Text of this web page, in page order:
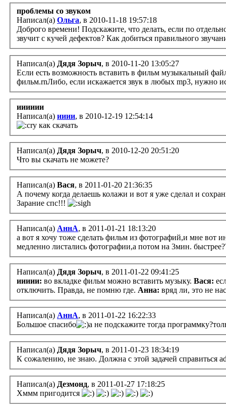
проблемы со звуком
Написал(а) Ольга, в 2010-11-18 19:57:18
Доброго времени! Подскажите, что делать, если по
звучит с кучей дефектов? Как добиться правильного
Написал(а) Дядя Зорыч, в 2010-11-20 13:05:27
Если есть возможность вставить в фильм музыкальный
фильм.rnЛибо, если искажается звук в любых mp3, нужно
ииииии
Написал(а) ииии, в 2010-12-19 12:54:14
как скачать
Написал(а) Дядя Зорыч, в 2010-12-20 20:51:20
Что вы скачать не можете?
Написал(а) Вася, в 2011-01-20 21:36:35
А почему когда делаешь колажи и вот я уже сделал и
Зарание спс!!!
Написал(а) АннА, в 2011-01-21 18:13:20
а вот я хочу тоже сделать фильм из фотографий,и мне вот
медленно листались фотографии,а потом на 3мин.
Написал(а) Дядя Зорыч, в 2011-01-22 09:41:25
иииии: во вкладке фильм можно вставить музыку. Вася:
отключить. Правда, не помню где. Анна: вряд ли, это не
Написал(а) АннА, в 2011-01-22 16:22:33
Большое спасибо
а не подскажите тогда
Написал(а) Дядя Зорыч, в 2011-01-23 18:34:19
К сожалению, не знаю. Должна с этой задачей справиться
Написал(а) Дезмонд, в 2011-01-27 17:18:25
Хммм пригодится